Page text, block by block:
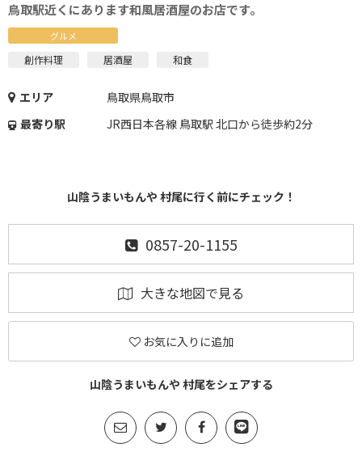
鳥取駅近くにあります和風居酒屋のお店です。
グルメ
創作料理 居酒屋 和食
エリア
鳥取県鳥取市
最寄り駅
JR西日本各線 鳥取駅 北口から徒歩約2分
山陰うまいもんや 村尾に行く前にチェック！
0857-20-1155
大きな地図で見る
お気に入りに追加
山陰うまいもんや 村尾をシェアする